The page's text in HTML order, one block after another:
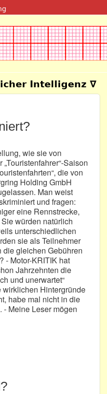
Intelligenz ∇
wie sie von
Saison
die von
Holding GmbH
Man weist
und fragen:
eine Rennstrecke,
würden natürlich
unterschiedlichen
sie als Teilnehmer
die gleichen Gebühren
- Motor-KRITIK hat
Jahrzehnten die
und unerwartet“
wirklichen Hintergründe
habe mal nicht in die
Meine Leser mögen